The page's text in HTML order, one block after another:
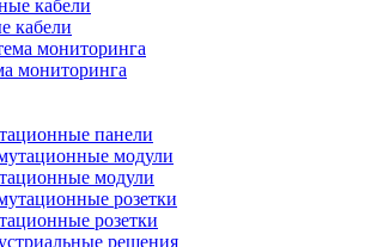
кабели
мониторинга
панели
модули
розетки